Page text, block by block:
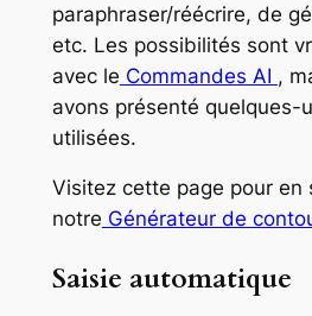
paraphraser/réécrire, de
etc. Les possibilités sont
avec le Commandes AI ,
avons présenté quelques-
utilisées.
Visitez cette page pour en
notre Générateur de
Saisie automatique